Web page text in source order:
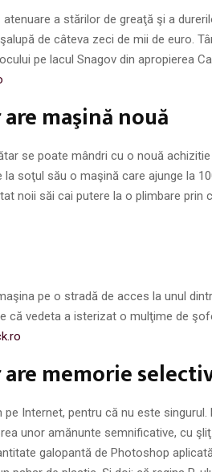
a stărilor de greaţă şi a
de câteva zeci de mii de euro.
pe lacul Snagov din apropierea
maşină nouă
se poate mândri cu o nouă achizitie
soţul său o maşină care ajunge la
noii săi cai putere la o plimbare prin
pe o stradă de acces la unul
că vedeta a isterizat o mulţime de
memorie
Internet, pentru că nu este singurul.
unor amănunte semnificative, cu
galopantă de Photoshop